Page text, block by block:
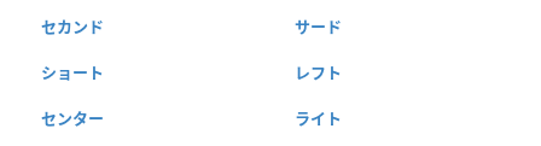
セカンド サード
ショート レフト
センター ライト